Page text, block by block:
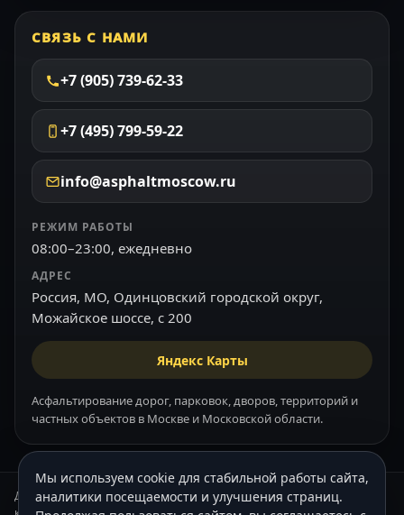
СВЯЗЬ С НАМИ
+7 (905) 739-62-33
+7 (495) 799-59-22
info@asphaltmoscow.ru
РЕЖИМ РАБОТЫ
08:00–23:00, ежедневно
АДРЕС
Россия, МО, Одинцовский городской округ,
Можайское шоссе, с 200
Яндекс Карты
Асфальтирование дорог, парковок, дворов, территорий и
частных объектов в Москве и Московской области.
Данный интернет-сайт носит информационный характер и ни при
Мы используем cookie для стабильной работы сайта,
аналитики посещаемости и улучшения страниц.